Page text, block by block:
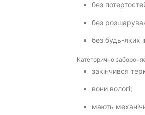
без
без
без будь-яких
Категорично
закінчився
вони вологі;
мають